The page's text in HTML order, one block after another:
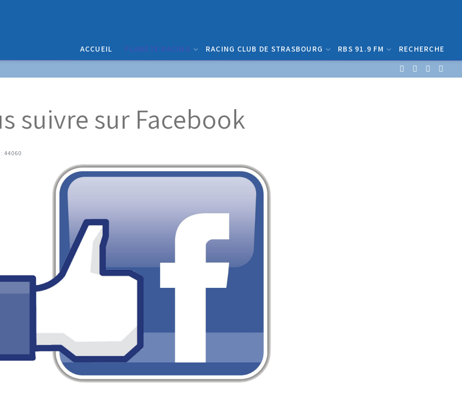
ACCUEIL PLANÈTE RACING RACING CLUB DE STRASBOURG RBS 91.9 FM RECHERCHE
suivre sur Facebook
: 44060